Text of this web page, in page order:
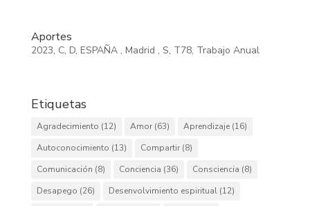
Aportes
2023, C, D, ESPAÑA , Madrid , S, T78, Trabajo Anual
Etiquetas
Agradecimiento (12) Amor(63) Aprendizaje(16)
Autoconocimiento (13) Compartir(8)
Comunicación (8) Conciencia (36) Consciencia (8)
Desapego (26) Desenvolvimiento espiritual(12)